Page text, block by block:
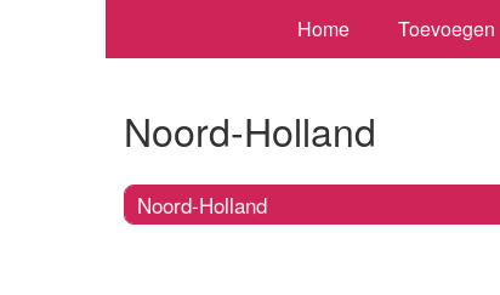
Home Toevoegen
Noord-Holland
Noord-Holland